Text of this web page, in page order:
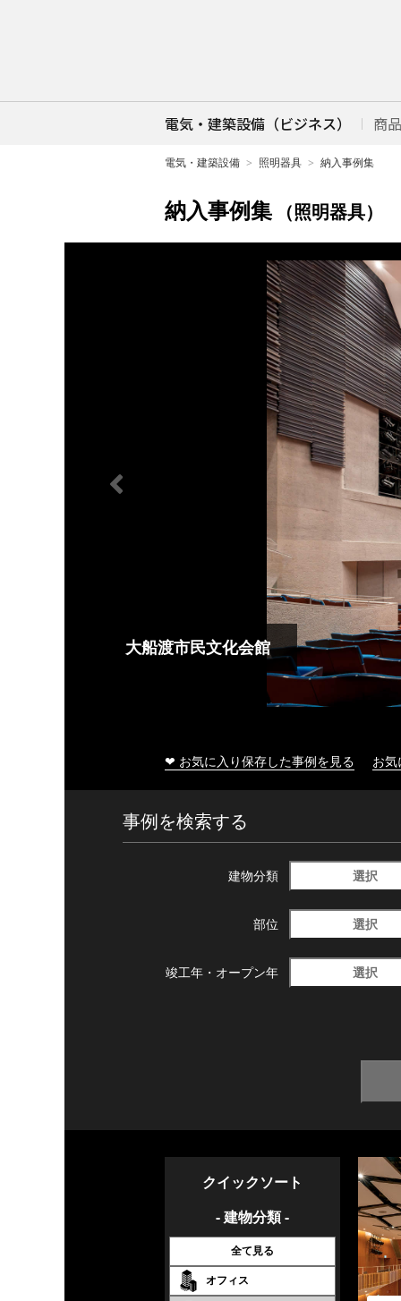
電気・建築設備（ビジネス） 商
電気・建築設備 照明器具 納入事例集
納入事例集 （照明器具）
大船渡市民文化会館
❤ お気に入り保存した事例を見る お
事例を検索する
建物分類 選択
部位 選択
竣工年・ オープン年 選択
クイックソート
- 建物分類 -
全て見る
オフィス